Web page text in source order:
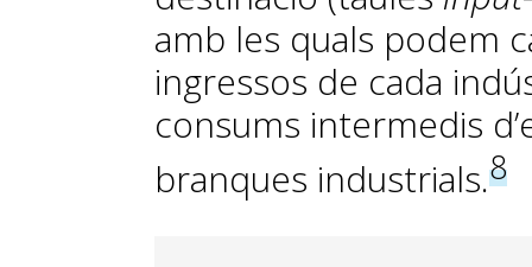
amb les quals podem
ingressos de cada
consums intermedis
branques industrials.8